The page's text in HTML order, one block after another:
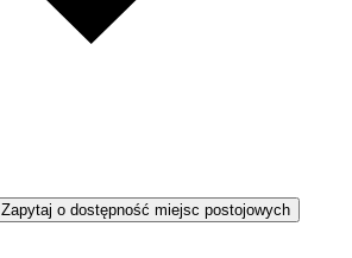
Zapytaj o dostępność miejsc postojowych